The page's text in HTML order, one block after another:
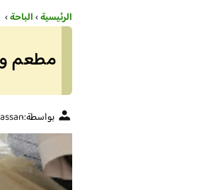
الرئيسية›الباحة›
مطعم
بواسطة: